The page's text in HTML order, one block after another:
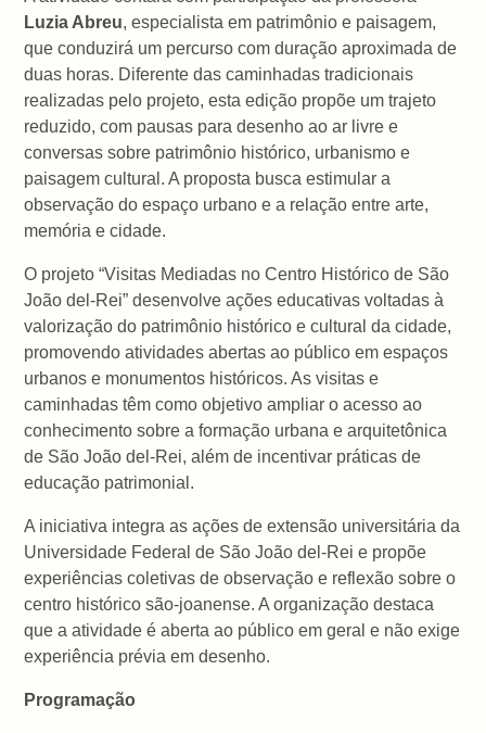
Luzia Abreu, especialista em patrimônio e paisagem,
que conduzirá um percurso com duração aproximada de
duas horas. Diferente das caminhadas tradicionais
realizadas pelo projeto, esta edição propõe um trajeto
reduzido, com pausas para desenho ao ar livre e
conversas sobre patrimônio histórico, urbanismo e
paisagem cultural. A proposta busca estimular a
observação do espaço urbano e a relação entre arte,
memória e cidade.
O projeto “Visitas Mediadas no Centro Histórico de São
João del-Rei” desenvolve ações educativas voltadas à
valorização do patrimônio histórico e cultural da cidade,
promovendo atividades abertas ao público em espaços
urbanos e monumentos históricos. As visitas e
caminhadas têm como objetivo ampliar o acesso ao
conhecimento sobre a formação urbana e arquitetônica
de São João del-Rei, além de incentivar práticas de
educação patrimonial.
A iniciativa integra as ações de extensão universitária da
Universidade Federal de São João del-Rei e propõe
experiências coletivas de observação e reflexão sobre o
centro histórico são-joanense. A organização destaca
que a atividade é aberta ao público em geral e não exige
experiência prévia em desenho.
Programação